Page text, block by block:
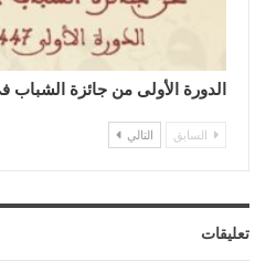
الدورة الأولى من جائزة الشباب
السابق التالي
تعليقات